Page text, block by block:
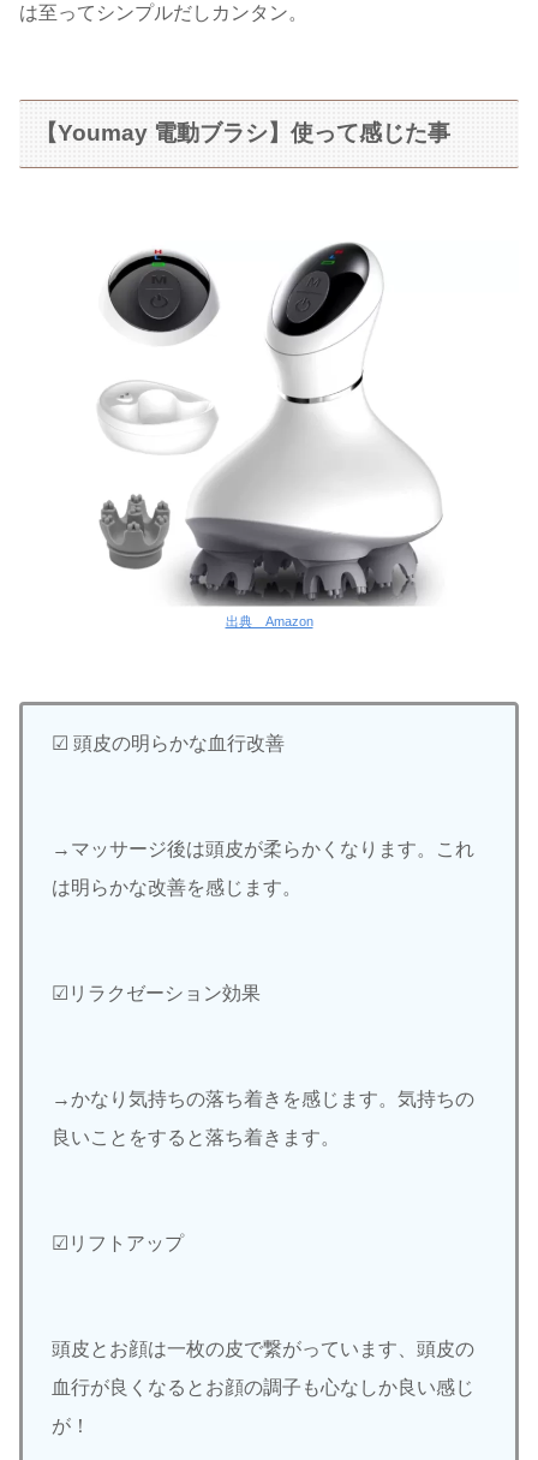
は至ってシンプルだしカンタン。
【Youmay 電動ブラシ】使って感じた事
出典 Amazon
☑︎ 頭皮の明らかな血行改善
→マッサージ後は頭皮が柔らかくなります。これ
は明らかな改善を感じます。
☑︎リラクゼーション効果
→かなり気持ちの落ち着きを感じます。気持ちの
良いことをすると落ち着きます。
☑︎リフトアップ
頭皮とお顔は一枚の皮で繋がっています、頭皮の
血行が良くなるとお顔の調子も心なしか良い感じ
が！